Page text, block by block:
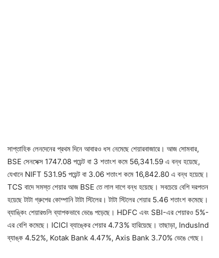
সাপ্তাহিক লেনদেনের প্রথম দিনে আবারও ধস নেমেছে শেয়ারবাজারে। আজ সোমবার,
BSE সেনসেক্স 1747.08 পয়েন্ট বা 3 শতাংশ কমে 56,341.59 এ বন্ধ হয়েছে,
যেখানে NIFT 531.95 পয়েন্ট বা 3.06 শতাংশ কমে 16,842.80 এ বন্ধ হয়েছে।
TCS বাদে সমস্ত শেয়ার আজ BSE তে লাল দাগে বন্ধ হয়েছে। সবচেয়ে বেশি দরপতন
হয়েছে টাটা গ্রুপের কোম্পানি টাটা স্টিলের। টাটা স্টিলের শেয়ার 5.46 শতাংশ কমেছে।
ব্যাঙ্কিং শেয়ারগুলি ব্যাপকভাবে ভেঙে পড়েছে। HDFC এবং SBI-এর শেয়ারও 5%-
এর বেশি কমেছে। ICICI ব্যাঙ্কের শেয়ার 4.73% হারিয়েছে। তাছাড়া, IndusInd
ব্যাঙ্ক 4.52%, Kotak Bank 4.47%, Axis Bank 3.70% ভেঙে গেছে।